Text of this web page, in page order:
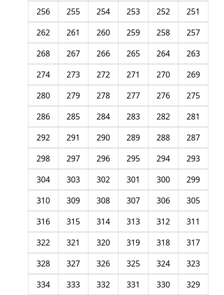
251
252
253
254
255
256
257
258
259
260
261
262
263
264
265
266
267
268
269
270
271
272
273
274
275
276
277
278
279
280
281
282
283
284
285
286
287
288
289
290
291
292
293
294
295
296
297
298
299
300
301
302
303
304
305
306
307
308
309
310
311
312
313
314
315
316
317
318
319
320
321
322
323
324
325
326
327
328
329
330
331
332
333
334